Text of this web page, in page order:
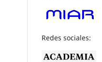
Redes sociales: